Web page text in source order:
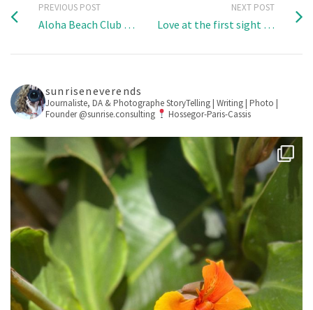
PREVIOUS POST
Aloha Beach Club …
NEXT POST
Love at the first sight …
sunriseneverends
Journaliste, DA & PhotographeStoryTelling | Writing | Photo |
Founder @sunrise.consulting
Hossegor-Paris-Cassis